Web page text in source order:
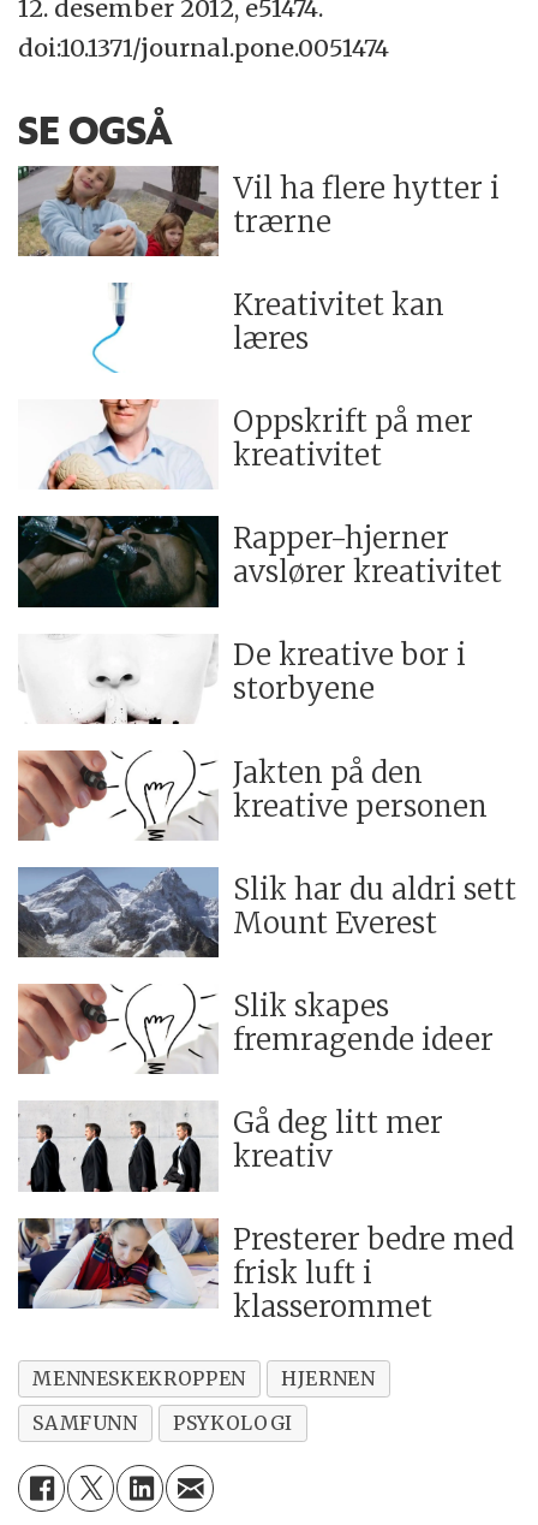
12. desember 2012, e51474.
doi:10.1371/journal.pone.0051474
SE OGSÅ
Vil ha flere hytter i
trærne
Kreativitet kan
læres
Oppskrift på mer
kreativitet
Rapper-hjerner
avslører kreativitet
De kreative bor i
storbyene
Jakten på den
kreative personen
Slik har du aldri sett
Mount Everest
Slik skapes
fremragende ideer
Gå deg litt mer
kreativ
Presterer bedre med
frisk luft i
klasserommet
MENNESKEKROPPEN
HJERNEN
SAMFUNN
PSYKOLOGI